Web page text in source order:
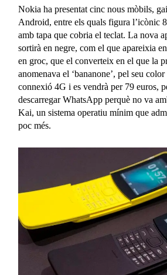
Nokia ha presentat cinc nous mòbils,
Android, entre els quals figura l’icònic
amb tapa que cobria el teclat. La nova
sortirà en negre, com el que apareixia
en groc, que el converteix en el que la
anomenava el ‘bananone’, pel seu
connexió 4G i es vendrà per 79 euros,
descarregar WhatsApp perquè no va
Kai, un sistema operatiu mínim que
poc més.